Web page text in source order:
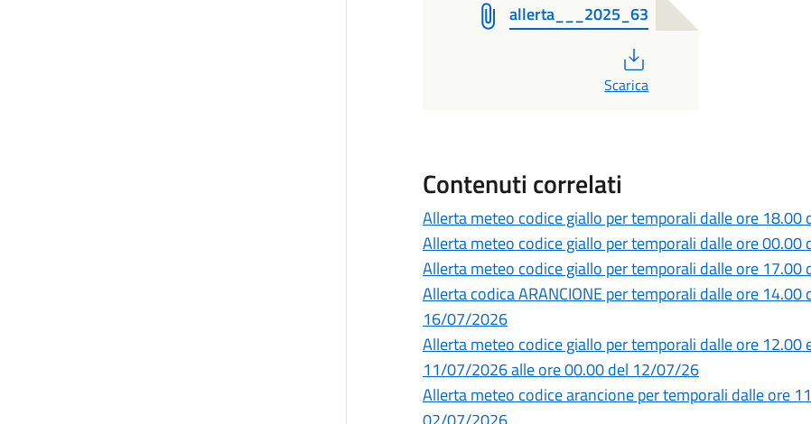
allerta___2025_63
Scarica
Contenuti correlati
Allerta meteo codice giallo per temporali dalle ore
Allerta meteo codice giallo per temporali dalle ore
Allerta meteo codice giallo per temporali dalle ore
Allerta codica ARANCIONE per temporali dalle ore
16/07/2026
Allerta meteo codice giallo per temporali dalle ore
11/07/2026 alle ore 00.00 del 12/07/26
Allerta meteo codice arancione per temporali dalle ore